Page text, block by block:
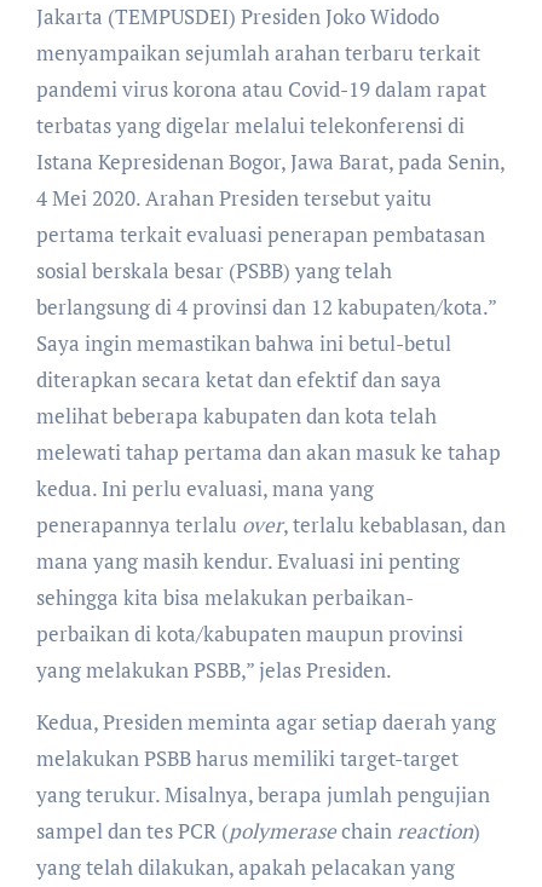
Jakarta (TEMPUSDEI) Presiden Joko Widodo
menyampaikan sejumlah arahan terbaru terkait
pandemi virus korona atau Covid-19 dalam rapat
terbatas yang digelar melalui telekonferensi di
Istana Kepresidenan Bogor, Jawa Barat, pada Senin,
4 Mei 2020. Arahan Presiden tersebut yaitu
pertama terkait evaluasi penerapan pembatasan
sosial berskala besar (PSBB) yang telah
berlangsung di 4 provinsi dan 12 kabupaten/kota.”
Saya ingin memastikan bahwa ini betul-betul
diterapkan secara ketat dan efektif dan saya
melihat beberapa kabupaten dan kota telah
melewati tahap pertama dan akan masuk ke tahap
kedua. Ini perlu evaluasi, mana yang
penerapannya terlalu over, terlalu kebablasan, dan
mana yang masih kendur. Evaluasi ini penting
sehingga kita bisa melakukan perbaikan-
perbaikan di kota/kabupaten maupun provinsi
yang melakukan PSBB,” jelas Presiden.
Kedua, Presiden meminta agar setiap daerah yang
melakukan PSBB harus memiliki target-target
yang terukur. Misalnya, berapa jumlah pengujian
sampel dan tes PCR (polymerasechain reaction)
yang telah dilakukan, apakah pelacakan yang